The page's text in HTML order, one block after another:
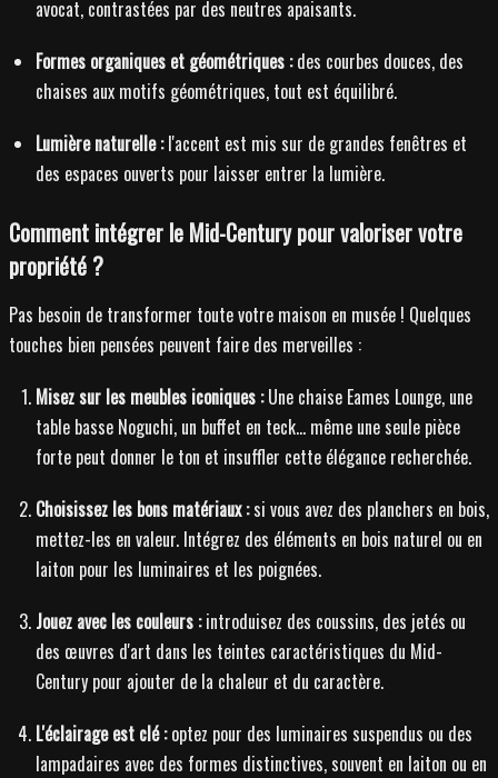
avocat, contrastées par des neutres apaisants.
Formes organiques et géométriques :des courbes douces, des
chaises aux motifs géométriques, tout est équilibré.
Lumière naturelle :l'accent est mis sur de grandes fenêtres et
des espaces ouverts pour laisser entrer la lumière.
Comment intégrer le Mid-Century pour valoriser votre
propriété ?
Pas besoin de transformer toute votre maison en musée ! Quelques
touches bien pensées peuvent faire des merveilles :
Misez sur les meubles iconiques :Une chaise Eames Lounge, une
table basse Noguchi, un buffet en teck... même une seule pièce
forte peut donner le ton et insuffler cette élégance recherchée.
Choisissez les bons matériaux :si vous avez des planchers en bois,
mettez-les en valeur. Intégrez des éléments en bois naturel ou en
laiton pour les luminaires et les poignées.
Jouez avec les couleurs :introduisez des coussins, des jetés ou
des œuvres d'art dans les teintes caractéristiques du Mid-
Century pour ajouter de la chaleur et du caractère.
L'éclairage est clé :optez pour des luminaires suspendus ou des
lampadaires avec des formes distinctives, souvent en laiton ou en